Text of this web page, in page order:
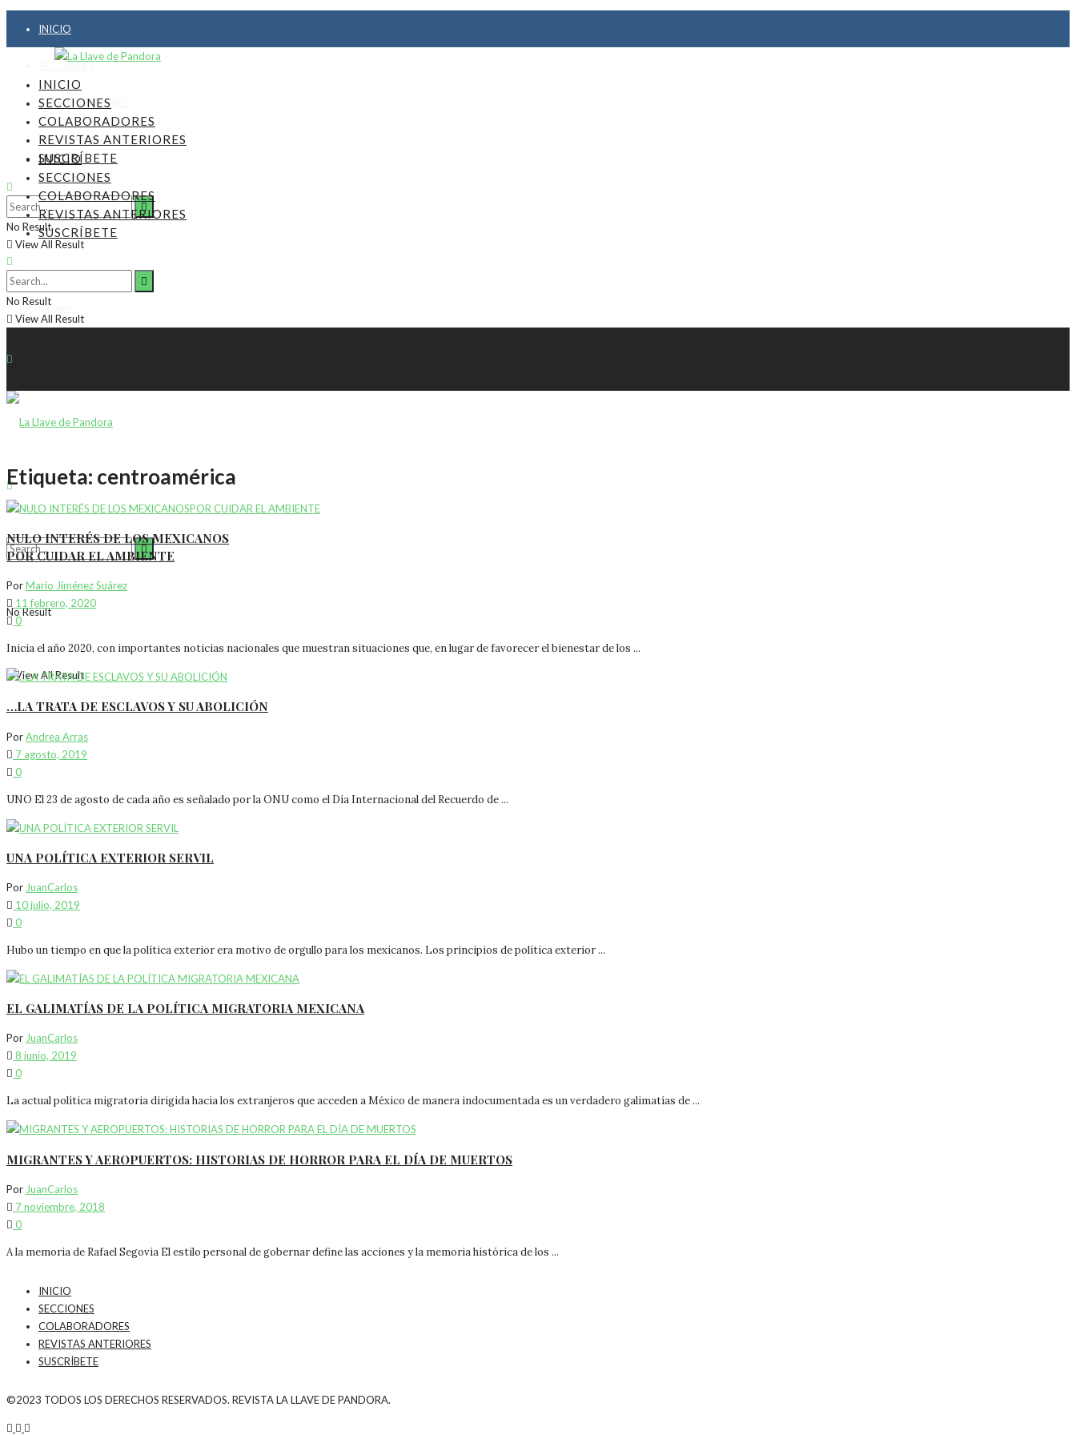
INICIO
SECCIONES
COLABORADORES
REVISTAS ANTERIORES
SUSCRÍBETE
8, agosto, 2026
Login
INICIO
SECCIONES
COLABORADORES
REVISTAS ANTERIORES
SUSCRÍBETE
No Result
View All Result
INICIO
SECCIONES
COLABORADORES
REVISTAS ANTERIORES
SUSCRÍBETE
No Result
View All Result
No Result
View All Result
Etiqueta: centroamérica
NULO INTERÉS DE LOS MEXICANOS
POR CUIDAR EL AMBIENTE
PorMario Jiménez Suárez
11 febrero, 2020
0
Inicia el año 2020, con importantes noticias nacionales que muestran situaciones que, en lugar de favorecer el bienestar de los ...
…LA TRATA DE ESCLAVOS Y SU ABOLICIÓN
PorAndrea Arras
7 agosto, 2019
0
UNO El 23 de agosto de cada año es señalado por la ONU como el Día Internacional del Recuerdo de ...
UNA POLÍTICA EXTERIOR SERVIL
Por JuanCarlos
10 julio, 2019
0
Hubo un tiempo en que la política exterior era motivo de orgullo para los mexicanos. Los principios de política exterior ...
EL GALIMATÍAS DE LA POLÍTICA MIGRATORIA MEXICANA
Por JuanCarlos
8 junio, 2019
0
La actual política migratoria dirigida hacia los extranjeros que acceden a México de manera indocumentada es un verdadero galimatías de ...
MIGRANTES Y AEROPUERTOS: HISTORIAS DE HORROR PARA EL DÍA DE MUERTOS
Por JuanCarlos
7 noviembre, 2018
0
A la memoria de Rafael Segovia El estilo personal de gobernar define las acciones y la memoria histórica de los ...
INICIO
SECCIONES
COLABORADORES
REVISTAS ANTERIORES
SUSCRÍBETE
©2023 TODOS LOS DERECHOS RESERVADOS. REVISTA LA LLAVE DE PANDORA.